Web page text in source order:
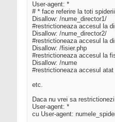
User-agent: *
# * face referire la toti spiderii
Disallow: /nume_director1/
#restrictioneaza accesul la
Disallow: /nume_director2/
#restrictioneaza accesul la
Disallow: /fisier.php
#restrictioneaza accesul la
Disallow: /nume
#restrictioneaza accesul
etc.
Daca nu vrei sa
User-agent: *
cu User-agent: